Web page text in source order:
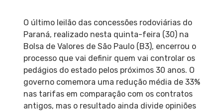
O último leilão das concessões rodoviárias do
Paraná, realizado nesta quinta-feira (30) na
Bolsa de Valores de São Paulo (B3), encerrou o
processo que vai definir quem vai controlar os
pedágios do estado pelos próximos 30 anos. O
governo comemora uma redução média de 33%
nas tarifas em comparação com os contratos
antigos, mas o resultado ainda divide opiniões